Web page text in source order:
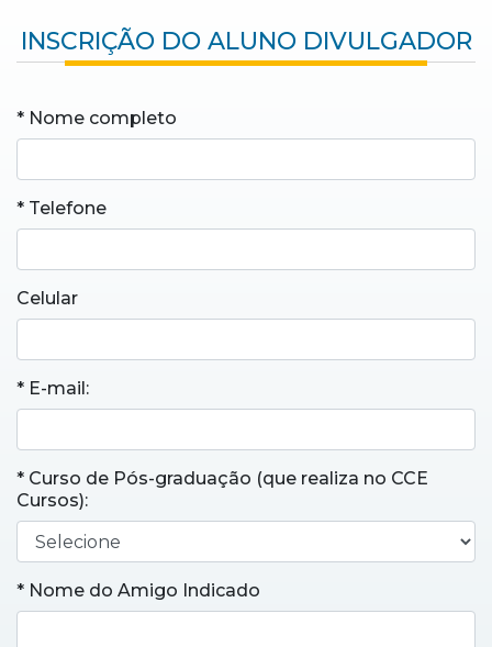
INSCRIÇÃO DO ALUNO DIVULGADOR
* Nome completo
* Telefone
Celular
* E-mail:
* Curso de Pós-graduação (que realiza no CCE
Cursos):
* Nome do Amigo Indicado